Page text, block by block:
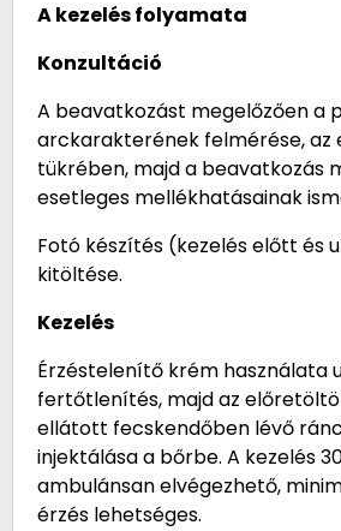
A kezelés folyamata
Konzultáció
A beavatkozást megelőzően a
arckarakterének felmérése, az
tükrében, majd a beavatkozás
esetleges mellékhatásainak
Fotó készítés (kezelés előtt és
kitöltése.
Kezelés
Érzéstelenítő krém használata
fertőtlenítés, majd az
ellátott fecskendőben lévő
injektálása a bőrbe. A kezelés
ambulánsan elvégezhető,
érzés lehetséges.